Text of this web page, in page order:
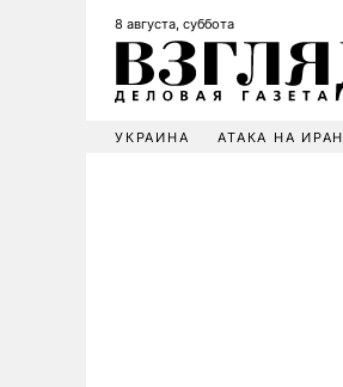
8 августа, суббота
УКРАИНА АТАКА НА ИРАН